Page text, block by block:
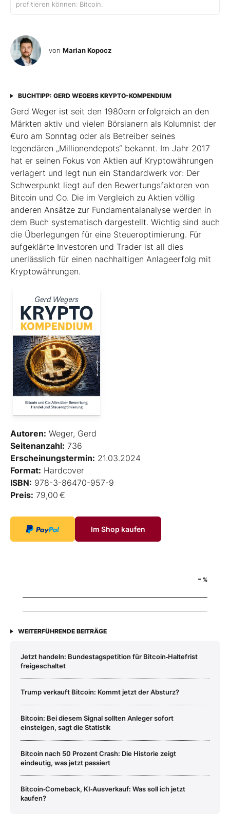
profitieren können: Bitcoin.
von Marian Kopocz
BUCHTIPP: GERD WEGERS KRYPTO-KOMPENDIUM
Gerd Weger ist seit den 1980ern erfolgreich an den
Märkten aktiv und vielen Börsianern als Kolumnist der
€uro am Sonntag oder als Betreiber seines
legendären „Millionen­depots“ bekannt. Im Jahr 2017
hat er seinen Fokus von Aktien auf Kryptowährungen
verlagert und legt nun ein Standardwerk vor: Der
Schwerpunkt liegt auf den Bewertungsfaktoren von
Bitcoin und Co. Die im Ver­gleich zu Aktien völlig
anderen Ansätze zur Fundamentalanalyse werden in
dem Buch systematisch dargestellt. Wichtig sind auch
die Überlegungen für eine Steueroptimierung. Für
aufgeklärte Investoren und Trader ist all dies
unerlässlich für einen nachhaltigen Anlageerfolg mit
Kryptowährungen.
Autoren: Weger, Gerd
Seitenanzahl: 736
Erscheinungstermin: 21.03.2024
Format: Hardcover
ISBN: 978-3-86470-957-9
Preis: 79,00 €
Im Shop kaufen
- %
WEITERFÜHRENDE BEITRÄGE
Jetzt handeln: Bundestagspetition für Bitcoin‑Haltefrist
freigeschaltet
Trump verkauft Bitcoin: Kommt jetzt der Absturz?
Bitcoin: Bei diesem Signal sollten Anleger sofort
einsteigen, sagt die Statistik
Bitcoin nach 50 Prozent Crash: Die Historie zeigt
eindeutig, was jetzt passiert
Bitcoin‑Comeback, KI‑Ausverkauf: Was soll ich jetzt
kaufen?